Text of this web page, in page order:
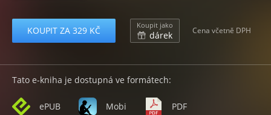
KOUPIT ZA 329 KČ Koupit jako
dárek Cena včetně DPH
Tato e-kniha je dostupná ve formátech:
ePUB Mobi PDF